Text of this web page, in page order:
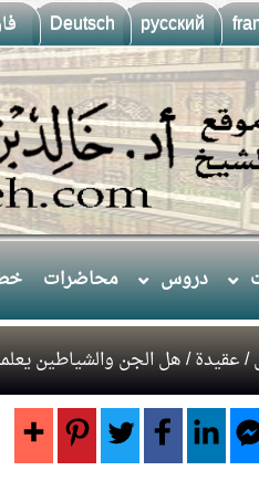
русский
Deutsch
دروس محاضرات
/عقيدة/ هل الجن والشياطين